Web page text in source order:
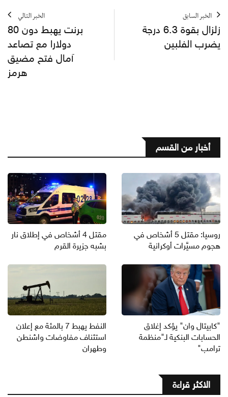
الخبر السابق
زلزال بقوة 6.3 درجة
يضرب الفلبين
الخبر التالي
برنت يهبط دون 80
دولارا مع تصاعد
آمال فتح مضيق
هرمز
أخبار من القسم
روسيا: مقتل 5 أشخاص في
هجوم مسيَّرات أوكرانية
مقتل 4 أشخاص في إطلاق نار
بشبه جزيرة القرم
"كابيتال وان" يؤكد إغلاق
الحسابات البنكية لـ"منظمة
ترامب"
النفط يهبط 7 بالمئة مع إعلان
استئناف مفاوضات واشنطن
وطهران
الاكثر قراءة